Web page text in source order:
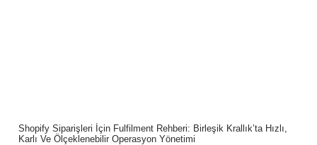
Shopify Siparişleri İçin Fulfilment Rehberi: Birleşik Krallık’ta Hızlı,
Karlı Ve Ölçeklenebilir Operasyon Yönetimi